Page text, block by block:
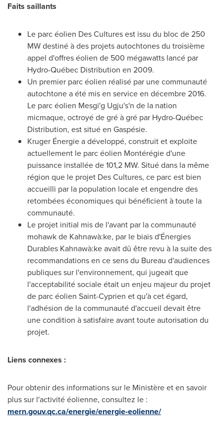
Faits saillants
Le parc éolien Des Cultures est issu du bloc de 250
MW destiné à des projets autochtones du troisième
appel d'offres éolien de 500 mégawatts lancé par
Hydro-Québec Distribution en 2009.
Un premier parc éolien réalisé par une communauté
autochtone a été mis en service en décembre 2016.
Le parc éolien Mesgi'g Ugju's'n de la nation
micmaque, octroyé de gré à gré par Hydro-Québec
Distribution, est situé en Gaspésie.
Kruger Énergie a développé, construit et exploite
actuellement le parc éolien Montérégie d'une
puissance installée de 101,2 MW. Situé dans la même
région que le projet Des Cultures, ce parc est bien
accueilli par la population locale et engendre des
retombées économiques qui bénéficient à toute la
communauté.
Le projet initial mis de l'avant par la communauté
mohawk de Kahnawà:ke, par le biais d'Énergies
Durables Kahnawà:ke avait dû être revu à la suite des
recommandations en ce sens du Bureau d'audiences
publiques sur l'environnement, qui jugeait que
l'acceptabilité sociale était un enjeu majeur du projet
de parc éolien Saint-Cyprien et qu'à cet égard,
l'adhésion de la communauté d'accueil devait être
une condition à satisfaire avant toute autorisation du
projet.
Liens connexes :
Pour obtenir des informations sur le Ministère et en savoir
plus sur l'activité éolienne, consultez le :
mern.gouv.qc.ca/energie/energie-eolienne/